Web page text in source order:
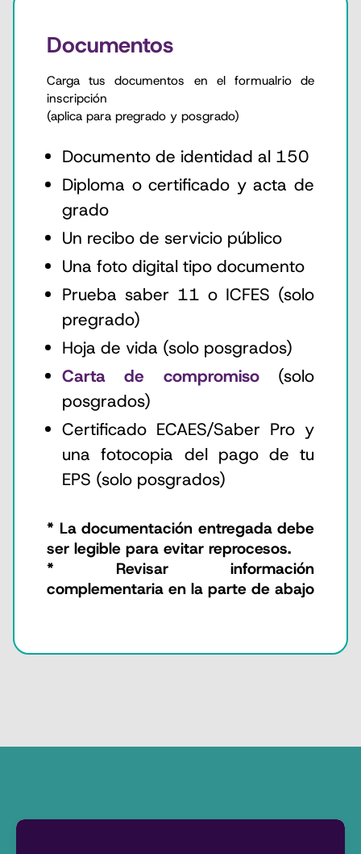
Documentos
Carga tus documentos en el formualrio de
inscripción
(aplica para pregrado y posgrado)
Documento de identidad al 150
Diploma o certificado y acta de
grado
Un recibo de servicio público
Una foto digital tipo documento
Prueba saber 11 o ICFES (solo
pregrado)
Hoja de vida (solo posgrados)
Carta de compromiso (solo
posgrados)
Certificado ECAES/Saber Pro y
una fotocopia del pago de tu
EPS (solo posgrados)
* La documentación entregada debe
ser legible para evitar reprocesos.
* Revisar información
complementaria en la parte de abajo